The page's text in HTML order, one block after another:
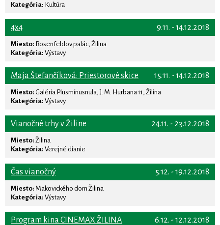
Kategória: Kultúra
9.11. - 14.12.2018
4x4
Miesto: Rosenfeldov palác, Žilina
Kategória: Výstavy
15.11. - 14.12.2018
Maja Štefančíková: Priestorové skice
Miesto: Galéria Plusmínusnula, J. M. Hurbana 11, Žilina
Kategória: Výstavy
24.11. - 23.12.2018
Vianočné trhy v Žiline
Miesto: Žilina
Kategória: Verejné dianie
5.12. - 19.12.2018
Čas vianočný
Miesto: Makovického dom Žilina
Kategória: Výstavy
6.12. - 12.12.2018
Program kina CINEMAX ŽILINA